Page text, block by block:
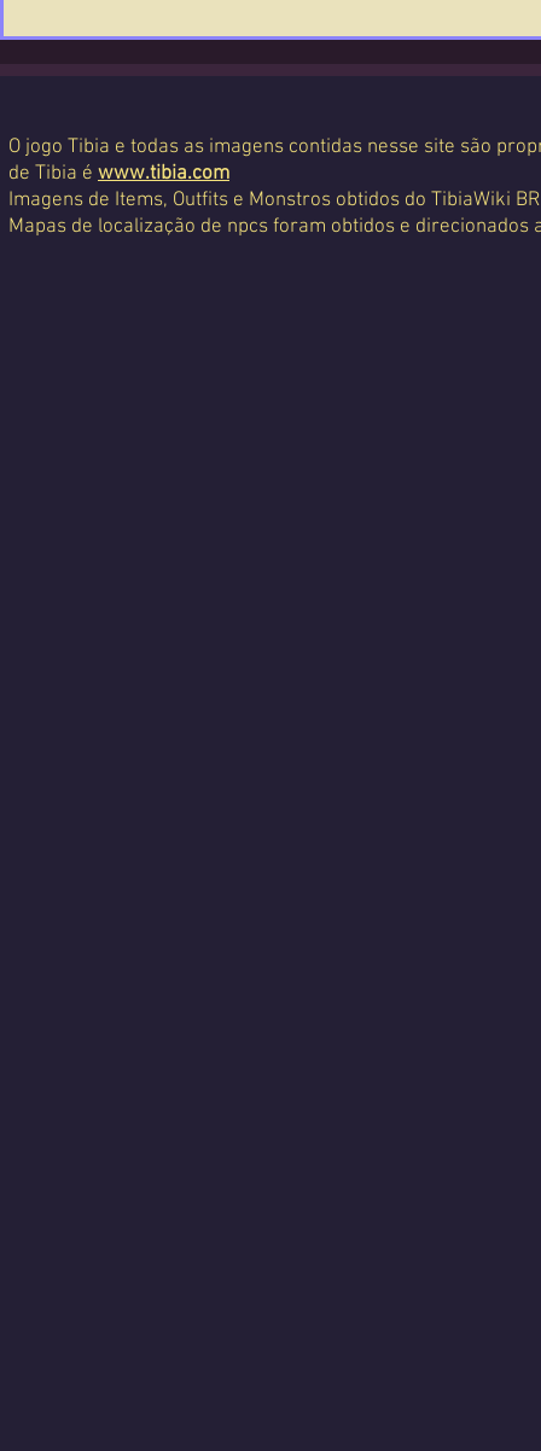
O jogo Tibia e todas as imagens contidas nesse site são
de Tibia é www.tibia.com
Imagens de Items, Outfits e Monstros obtidos do TibiaWiki
Mapas de localização de npcs foram obtidos e direcionados